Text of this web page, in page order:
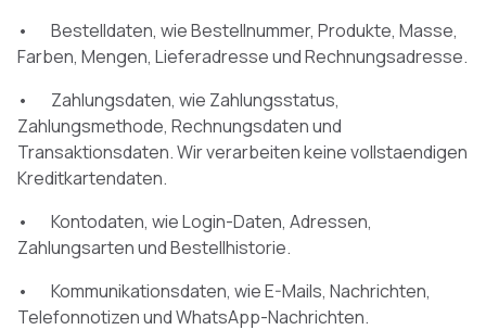
• Bestelldaten, wie Bestellnummer, Produkte, Masse,
Farben, Mengen, Lieferadresse und Rechnungsadresse.
• Zahlungsdaten, wie Zahlungsstatus,
Zahlungsmethode, Rechnungsdaten und
Transaktionsdaten. Wir verarbeiten keine vollstaendigen
Kreditkartendaten.
• Kontodaten, wie Login-Daten, Adressen,
Zahlungsarten und Bestellhistorie.
• Kommunikationsdaten, wie E-Mails, Nachrichten,
Telefonnotizen und WhatsApp-Nachrichten.